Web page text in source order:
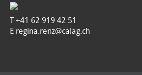
T+41 62 919 42 51
E regina.renz@calag.ch